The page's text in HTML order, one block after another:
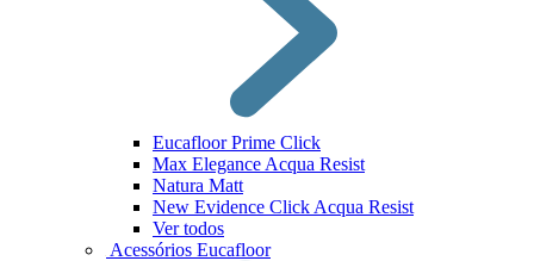
Eucafloor Prime Click
Max Elegance Acqua Resist
Natura Matt
New Evidence Click Acqua Resist
Ver todos
Acessórios Eucafloor